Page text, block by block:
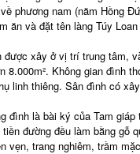
phương nam (năm Hồng
ăn và đặt tên làng Túy
xây ở vị trí trung tâm,
8.000m². Không gian đình
linh thiêng. Sân đình có
đình là bài ký của Tam
đường đều làm bằng gỗ
vẹn, trang nghiêm, trầm